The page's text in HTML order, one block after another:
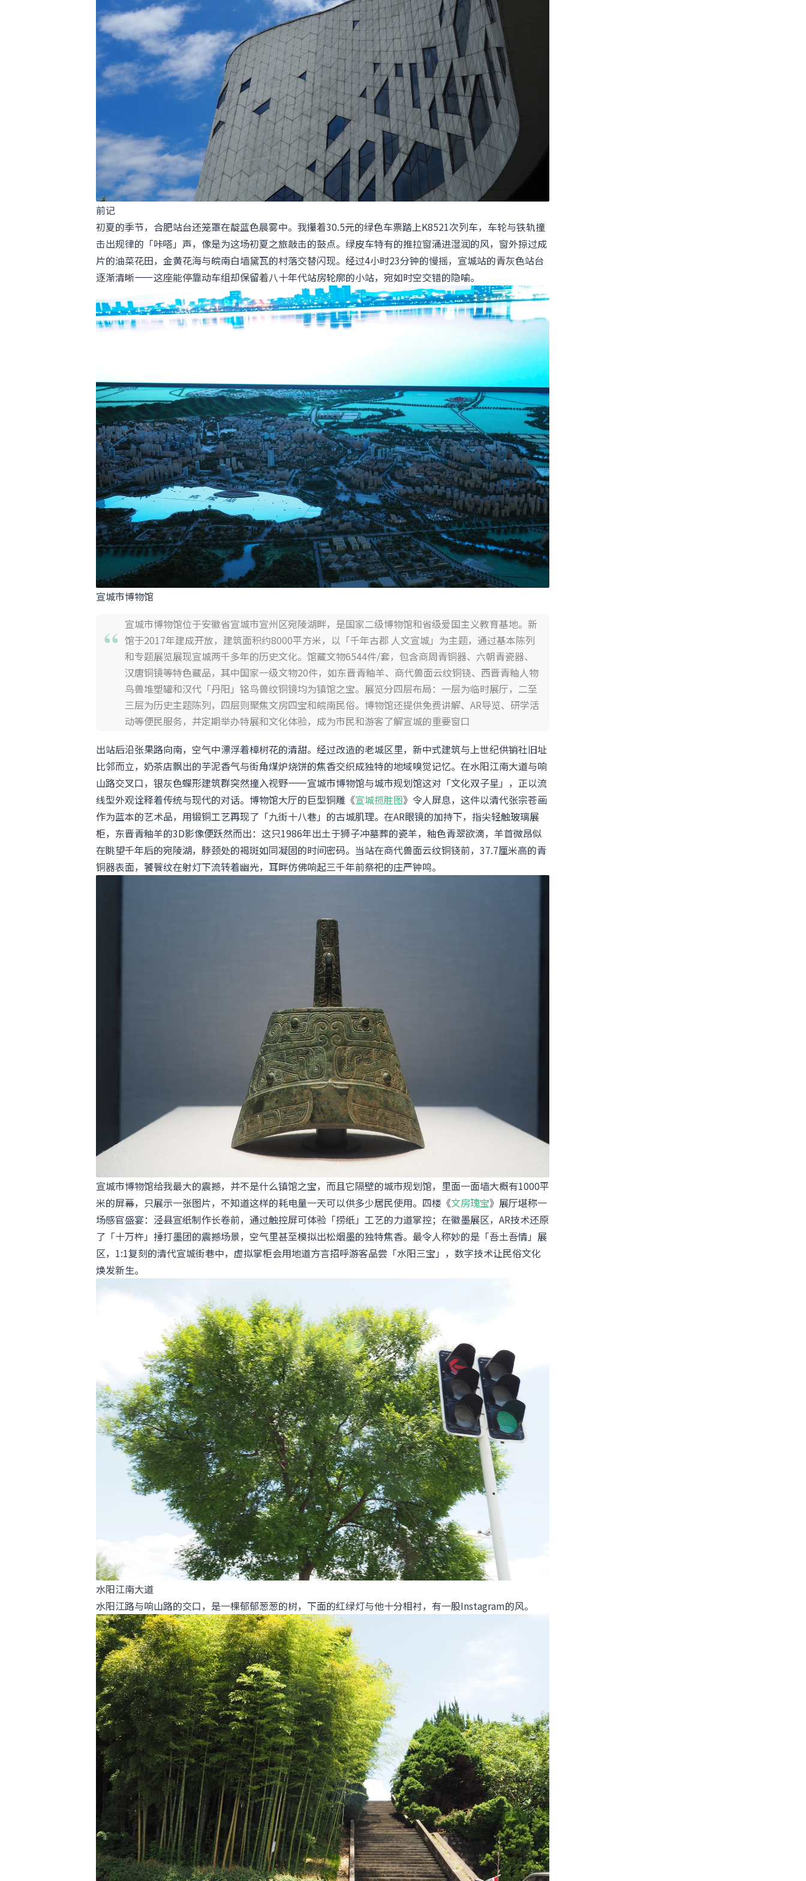
前记
初夏的季节，合肥站台还笼罩在靛蓝色晨雾中。我攥着30.5元的绿色车票踏上K8521次列车，车轮与铁轨撞
击出规律的「咔嗒」声，像是为这场初夏之旅敲击的鼓点。绿皮车特有的推拉窗涌进湿润的风，窗外掠过成
片的油菜花田，金黄花海与皖南白墙黛瓦的村落交替闪现。经过4小时23分钟的慢摇，宣城站的青灰色站台
逐渐清晰——这座能停靠动车组却保留着八十年代站房轮廓的小站，宛如时空交错的隐喻。
宣城市博物馆
宣城市博物馆位于安徽省宣城市宣州区宛陵湖畔，是国家二级博物馆和省级爱国主义教育基地。新
馆于2017年建成开放，建筑面积约8000平方米，以「千年古郡 人文宣城」为主题，通过基本陈列
和专题展览展现宣城两千多年的历史文化。馆藏文物6544件/套，包含商周青铜器、六朝青瓷器、
汉唐铜镜等特色藏品，其中国家一级文物20件，如东晋青釉羊、商代兽面云纹铜铙、西晋青釉人物
鸟兽堆塑罐和汉代「丹阳」铭鸟兽纹铜镜均为镇馆之宝。展览分四层布局：一层为临时展厅，二至
三层为历史主题陈列，四层则聚焦文房四宝和皖南民俗。博物馆还提供免费讲解、AR导览、研学活
动等便民服务，并定期举办特展和文化体验，成为市民和游客了解宣城的重要窗口
出站后沿张果路向南，空气中漂浮着樟树花的清甜。经过改造的老城区里，新中式建筑与上世纪供销社旧址
比邻而立，奶茶店飘出的芋泥香气与街角煤炉烧饼的焦香交织成独特的地域嗅觉记忆。在水阳江南大道与响
山路交叉口，银灰色蝶形建筑群突然撞入视野——宣城市博物馆与城市规划馆这对「文化双子星」，正以流
线型外观诠释着传统与现代的对话。博物馆大厅的巨型铜雕《宣城揽胜图》令人屏息，这件以清代张宗苍画
作为蓝本的艺术品，用锻铜工艺再现了「九街十八巷」的古城肌理。在AR眼镜的加持下，指尖轻触玻璃展
柜，东晋青釉羊的3D影像便跃然而出：这只1986年出土于狮子冲墓葬的瓷羊，釉色青翠欲滴，羊首微昂似
在眺望千年后的宛陵湖，脖颈处的褐斑如同凝固的时间密码。当站在商代兽面云纹铜铙前，37.7厘米高的青
铜器表面，饕餮纹在射灯下流转着幽光，耳畔仿佛响起三千年前祭祀的庄严钟鸣。
宣城市博物馆给我最大的震撼，并不是什么镇馆之宝，而且它隔壁的城市规划馆，里面一面墙大概有1000平
米的屏幕，只展示一张图片，不知道这样的耗电量一天可以供多少居民使用。四楼《文房瑰宝》展厅堪称一
场感官盛宴：泾县宣纸制作长卷前，通过触控屏可体验「捞纸」工艺的力道掌控；在徽墨展区，AR技术还原
了「十万杵」捶打墨团的震撼场景，空气里甚至模拟出松烟墨的独特焦香。最令人称妙的是「吾土吾情」展
区，1:1复刻的清代宣城街巷中，虚拟掌柜会用地道方言招呼游客品尝「水阳三宝」，数字技术让民俗文化
焕发新生。
水阳江南大道
水阳江路与响山路的交口，是一棵郁郁葱葱的树，下面的红绿灯与他十分相衬，有一股Instagram的风。